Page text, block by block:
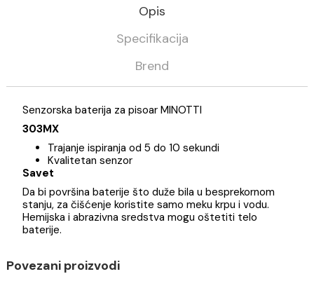
Slavine - Baterije Minotti
Opis
Specifikacija
Senzorska baterija za pisoar MINOTTI
303MX
Trajanje ispiranja od 5 do 10 sekundi
Da bi površina baterije što duže bila u besprekornom